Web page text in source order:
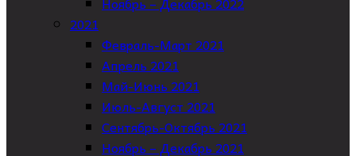
2021
Февраль-Март 2021
Апрель 2021
Май-Июнь 2021
Июль-Август 2021
Сентябрь-Октябрь 2021
Ноябрь – Декабрь 2021